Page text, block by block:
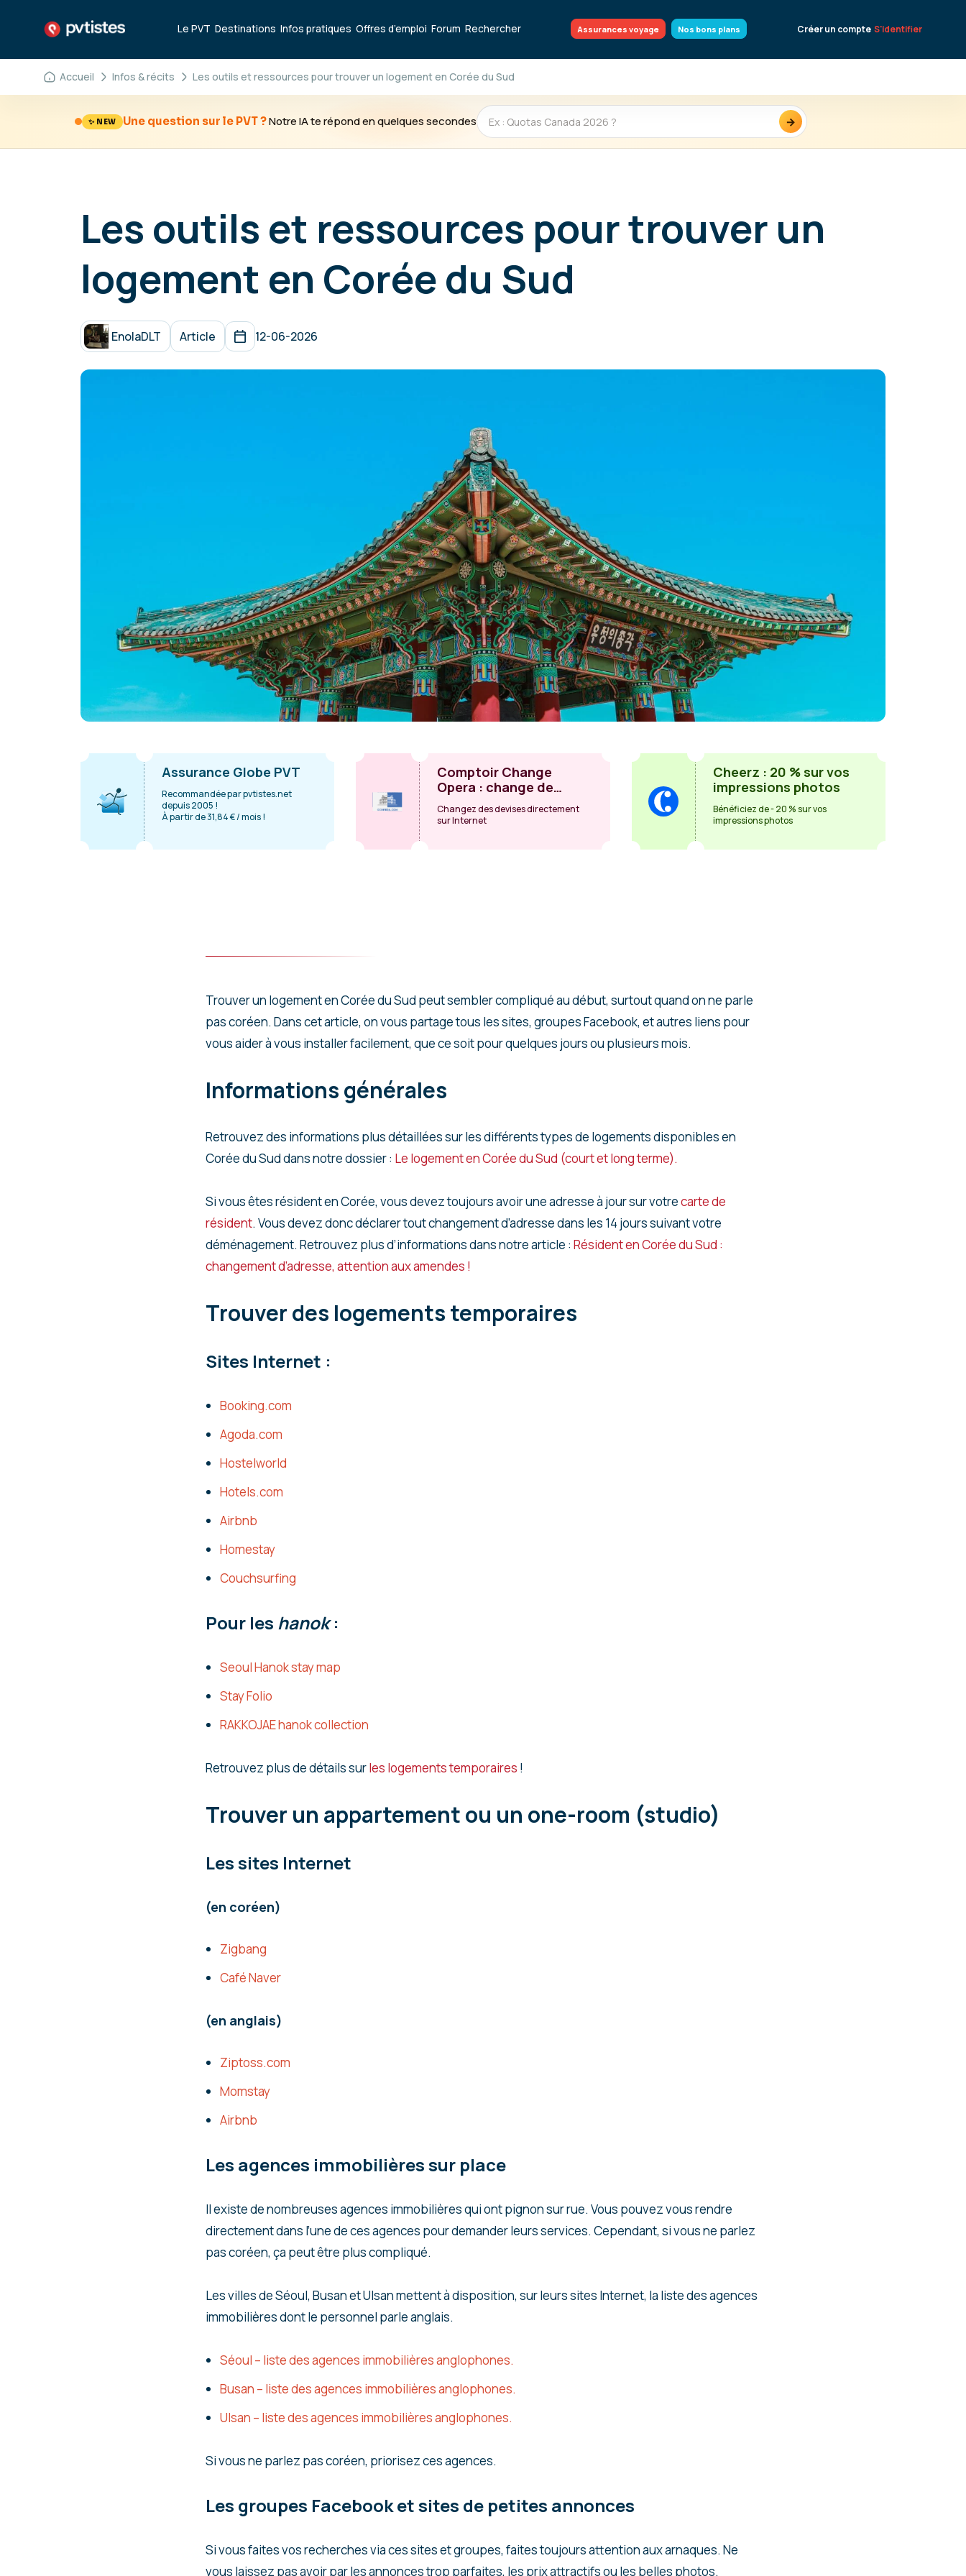
Le PVT Destinations Infos pratiques Offres d’emploi Forum Rechercher Assurances voyage Nos bons plans Créer un compte S'identifier
Accueil Infos & récits Les outils et ressources pour trouver un logement en Corée du Sud
✨ NEW Une question sur le PVT ?Notre IA te répond en quelques secondes →
Les outils et ressources pour trouver un
logement en Corée du Sud
EnolaDLT Article 12-06-2026
Assurance Globe PVT
Recommandée par pvtistes.net
depuis 2005 !
À partir de 31,84 € / mois !
Comptoir Change
Opera : change de
devises
Changez des devises directement
sur Internet
Cheerz : 20 % sur vos
impressions photos
Bénéficiez de - 20 % sur vos
impressions photos
Trouver un logement en Corée du Sud peut sembler compliqué au début, surtout quand on ne parle
pas coréen. Dans cet article, on vous partage tous les sites, groupes Facebook, et autres liens pour
vous aider à vous installer facilement, que ce soit pour quelques jours ou plusieurs mois.
Informations générales
Retrouvez des informations plus détaillées sur les différents types de logements disponibles en
Corée du Sud dans notre dossier : Le logement en Corée du Sud (court et long terme).
Si vous êtes résident en Corée, vous devez toujours avoir une adresse à jour sur votrecarte de
résident. Vous devez donc déclarer tout changement d’adresse dans les 14 jours suivant votre
déménagement. Retrouvez plus d’informations dans notre article : Résident en Corée du Sud :
changement d’adresse, attention aux amendes !
Trouver des logements temporaires
Sites Internet :
Booking.com
Agoda.com
Hostelworld
Hotels.com
Airbnb
Homestay
Couchsurfing
Pour les hanok:
Seoul Hanok stay map
Stay Folio
RAKKOJAE hanok collection
Retrouvez plus de détails surles logements temporaires !
Trouver un appartement ou un one-room (studio)
Les sites Internet
(en coréen)
Zigbang
Café Naver
(en anglais)
Ziptoss.com
Momstay
Airbnb
Les agences immobilières sur place
Il existe de nombreuses agences immobilières qui ont pignon sur rue. Vous pouvez vous rendre
directement dans l’une de ces agences pour demander leurs services. Cependant, si vous ne parlez
pas coréen, ça peut être plus compliqué.
Les villes de Séoul, Busan et Ulsan mettent à disposition, sur leurs sites Internet, la liste des agences
immobilières dont le personnel parle anglais.
Séoul – liste des agences immobilières anglophones.
Busan – liste des agences immobilières anglophones.
Ulsan – liste des agences immobilières anglophones.
Si vous ne parlez pas coréen, priorisez ces agences.
Les groupes Facebook et sites de petites annonces
Si vous faites vos recherches via ces sites et groupes, faites toujours attention aux arnaques. Ne
vous laissez pas avoir par les annonces trop parfaites, les prix attractifs ou les belles photos.